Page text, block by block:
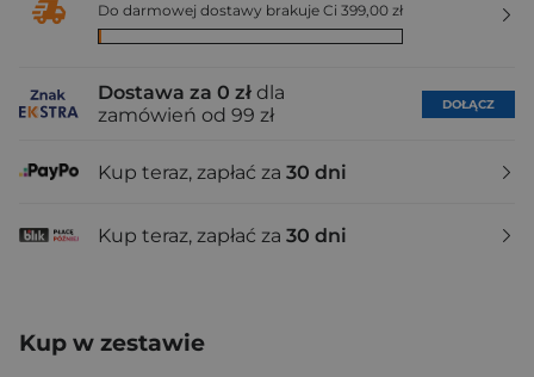
Do darmowej dostawy brakuje Ci 399,00 zł
Dostawa za 0 zł dla
zamówień od 99 zł
DOŁĄCZ
Kup teraz, zapłać za 30 dni
Kup teraz, zapłać za 30 dni
Kup w zestawie